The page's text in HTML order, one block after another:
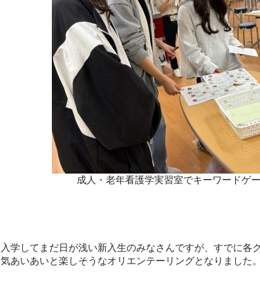
成人・老年看護学実習室でキーワードゲ
入学してまだ日が浅い新入生のみなさんですが、すでに各
気あいあいと楽しそうなオリエンテーリングとなりました。